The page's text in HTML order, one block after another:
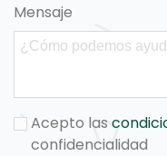
Mensaje
Acepto las
confidencialidad